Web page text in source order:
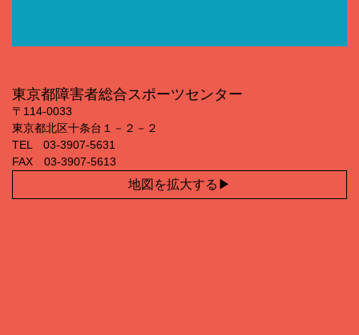
東京都障害者総合スポーツセンター
〒114‐0033
東京都北区十条台１－２－２
TEL 03‐3907‐5631
FAX 03‐3907‐5613
地図を拡大する